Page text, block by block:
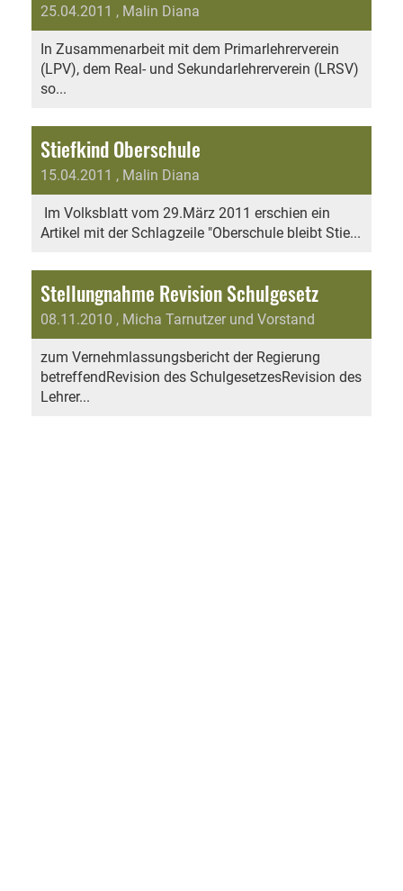
25.04.2011 , Malin Diana
In Zusammenarbeit mit dem Primarlehrerverein
(LPV), dem Real- und Sekundarlehrerverein (LRSV)
so...
Stiefkind Oberschule
15.04.2011 , Malin Diana
Im Volksblatt vom 29.März 2011 erschien ein
Artikel mit der Schlagzeile "Oberschule bleibt Stie...
Stellungnahme Revision Schulgesetz
08.11.2010 , Micha Tarnutzer und Vorstand
zum Vernehmlassungsbericht der Regierung
betreffendRevision des SchulgesetzesRevision des
Lehrer...